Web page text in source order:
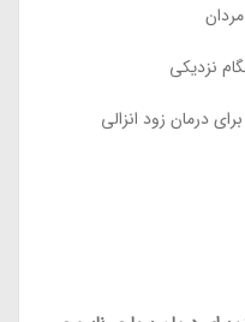
نزدیکی
درمان زود انزالی